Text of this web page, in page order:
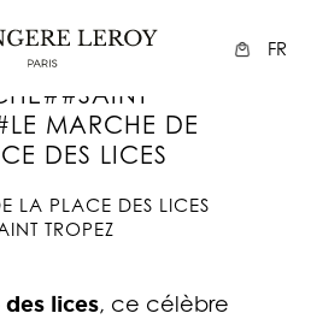
FR
MARCHE DE
DES LICES
LA PLACE DES LICES
TROPEZ
lices, ce célèbre